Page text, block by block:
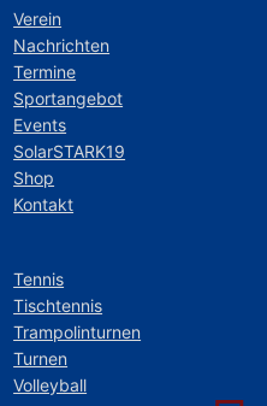
Verein
Nachrichten
Termine
Sportangebot
Events
SolarSTARK19
Shop
Kontakt
Tennis
Tischtennis
Trampolinturnen
Turnen
Volleyball